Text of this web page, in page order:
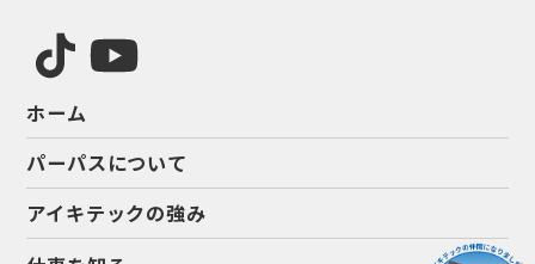
ホーム
パーパスについて
アイキテックの強み